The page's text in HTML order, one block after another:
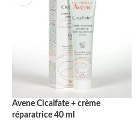
Avene Cicalfate + crème
réparatrice 40 ml